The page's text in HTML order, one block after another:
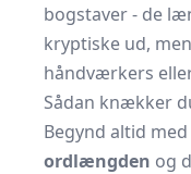
bogstaver - de
kryptiske ud,
håndværkers
Sådan knækker
Begynd altid
ordlængden og